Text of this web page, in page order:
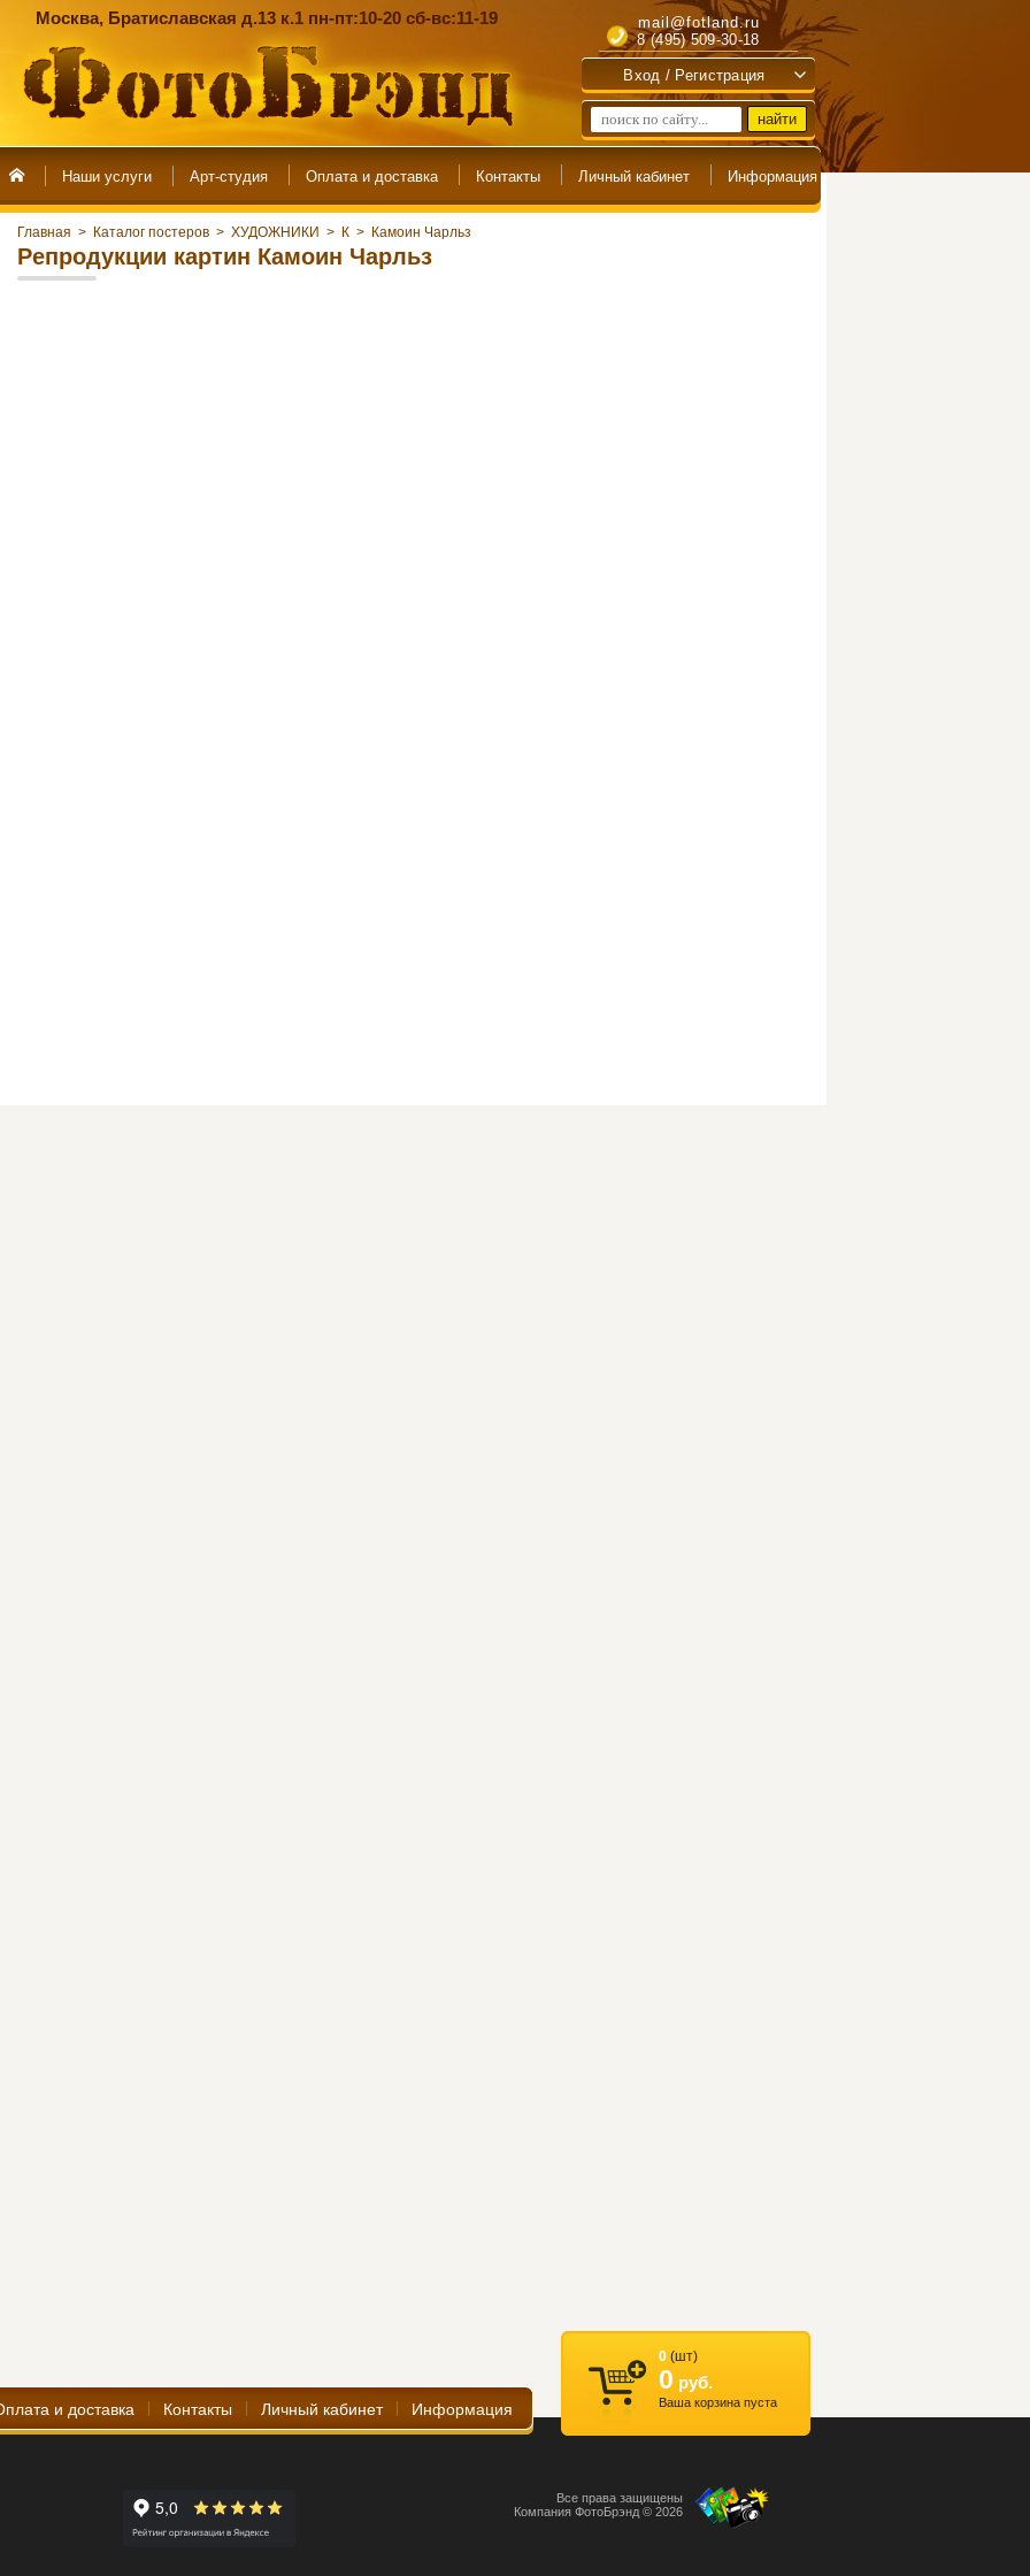
Москва, Братиславская д.13 к.1 пн-пт:10-20 сб-вс:11-19
mail@fotland.ru
8 (495) 509-30-18
Вход / Регистрация
Наши услуги Арт-студия
Главная > Каталог постеров > ХУДОЖНИКИ > К > Камоин Чарльз
Репродукции картин Камоин Чарльз
0 (шт)
0 руб.
Ваша корзина пуста
Все права защищены
Компания ФотоБрэнд © 2026